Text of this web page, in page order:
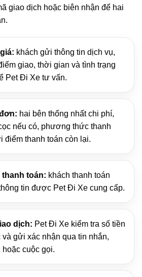
giao dịch hoặc biên nhận để hai
khách gửi thông tin dịch vụ,
giao, thời gian và tình trạng
Pet Đi Xe tư vấn.
hai bên thống nhất chi phí,
nếu có, phương thức thanh
điểm thanh toán còn lại.
toán: khách thanh toán
tin được Pet Đi Xe cung cấp.
dịch: Pet Đi Xe kiểm tra số tiền
gửi xác nhận qua tin nhắn,
cuộc gọi.